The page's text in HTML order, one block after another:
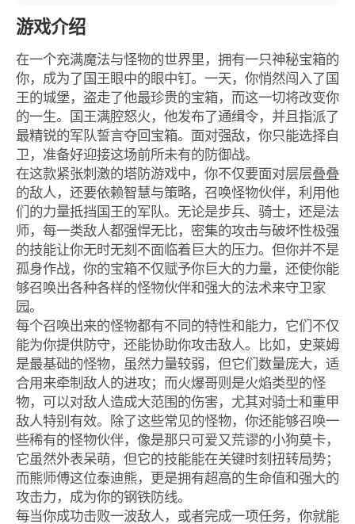
游戏介绍
在一个充满魔法与怪物的世界里，拥有一只神秘宝箱的
你，成为了国王眼中的眼中钉。一天，你悄然闯入了国
王的城堡，盗走了他最珍贵的宝箱，而这一切将改变你
的一生。国王满腔怒火，他发布了通缉令，并且指派了
最精锐的军队誓言夺回宝箱。面对强敌，你只能选择自
卫，准备好迎接这场前所未有的防御战。
在这款紧张刺激的塔防游戏中，你不仅要面对层层叠叠
的敌人，还要依赖智慧与策略，召唤怪物伙伴，利用他
们的力量抵挡国王的军队。无论是步兵、骑士，还是法
师，每一类敌人都强悍无比，密集的攻击与破坏性极强
的技能让你无时无刻不面临着巨大的压力。但你并不是
孤身作战，你的宝箱不仅赋予你巨大的力量，还使你能
够召唤出各种各样的怪物伙伴和强大的法术来守卫家
园。
每个召唤出来的怪物都有不同的特性和能力，它们不仅
能为你提供防守，还能协助你攻击敌人。比如，史莱姆
是最基础的怪物，虽然力量较弱，但它们数量庞大，适
合用来牵制敌人的进攻；而火爆哥则是火焰类型的怪
物，可以对敌人造成大范围的伤害，尤其对骑士和重甲
敌人特别有效。除了这些常见的怪物，你还能够召唤一
些稀有的怪物伙伴，像是那只可爱又荒谬的小狗莫卡，
它虽然外表呆萌，但它的技能能在关键时刻扭转局势；
而熊师傅这位泰迪熊，更是拥有超高的生命值和强大的
攻击力，成为你的钢铁防线。
每当你成功击败一波敌人，或者完成一项任务，你就能